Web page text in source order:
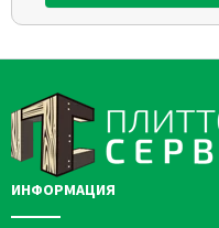
ИНФОРМАЦИЯ